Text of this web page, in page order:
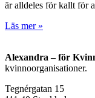
är alldeles för kallt för
Läs mer »
Alexandra – för
kvinnoorganisationer.
Tegnérgatan 15